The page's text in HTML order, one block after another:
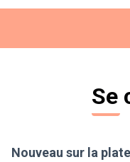
Se
Nouveau sur la